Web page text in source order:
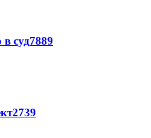
суд7889
2739